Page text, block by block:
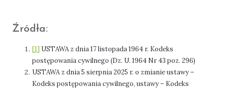
Źródła:
[1] USTAWA z dnia 17 listopada 1964 r. Kodeks
postępowania cywilnego (Dz. U. 1964 Nr 43 poz. 296)
USTAWA z dnia 5 sierpnia 2025 r. o zmianie ustawy –
Kodeks postępowania cywilnego, ustawy – Kodeks